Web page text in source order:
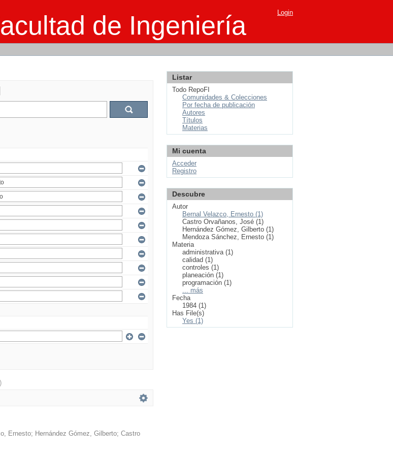
de Ingeniería Login
Ernesto; Hernández Gómez, Gilberto; Castro
Listar
Todo RepoFI
Comunidades & Colecciones
Por fecha de publicación
Autores
Títulos
Materias
Mi cuenta
Acceder
Registro
Descubre
Autor
Bernal Velazco, Ernesto (1)
Castro Orvañanos, José (1)
Hernández Gómez, Gilberto (1)
Mendoza Sánchez, Ernesto (1)
Materia
administrativa (1)
calidad (1)
controles (1)
planeación (1)
programación (1)
... más
Fecha
1984 (1)
Has File(s)
Yes (1)